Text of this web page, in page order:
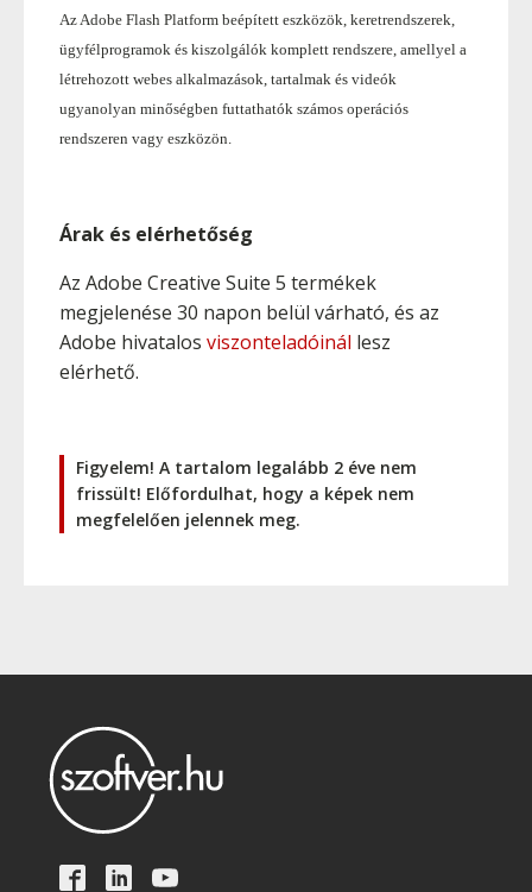
Az Adobe Flash Platform beépített eszközök, keretrendszerek,
ügyfélprogramok és kiszolgálók komplett rendszere, amellyel a
létrehozott webes alkalmazások, tartalmak és videók
ugyanolyan minőségben futtathatók számos operációs
rendszeren vagy eszközön.
Árak és elérhetőség
Az Adobe Creative Suite 5 termékek
megjelenése 30 napon belül várható, és az
Adobe hivatalos viszonteladóinál lesz
elérhető.
Figyelem! A tartalom legalább 2 éve nem
frissült! Előfordulhat, hogy a képek nem
megfelelően jelennek meg.